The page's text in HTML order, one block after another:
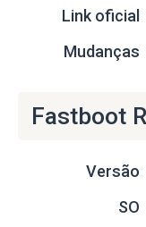
Link oficial
Mudanças
Fastboot
Versão
SO